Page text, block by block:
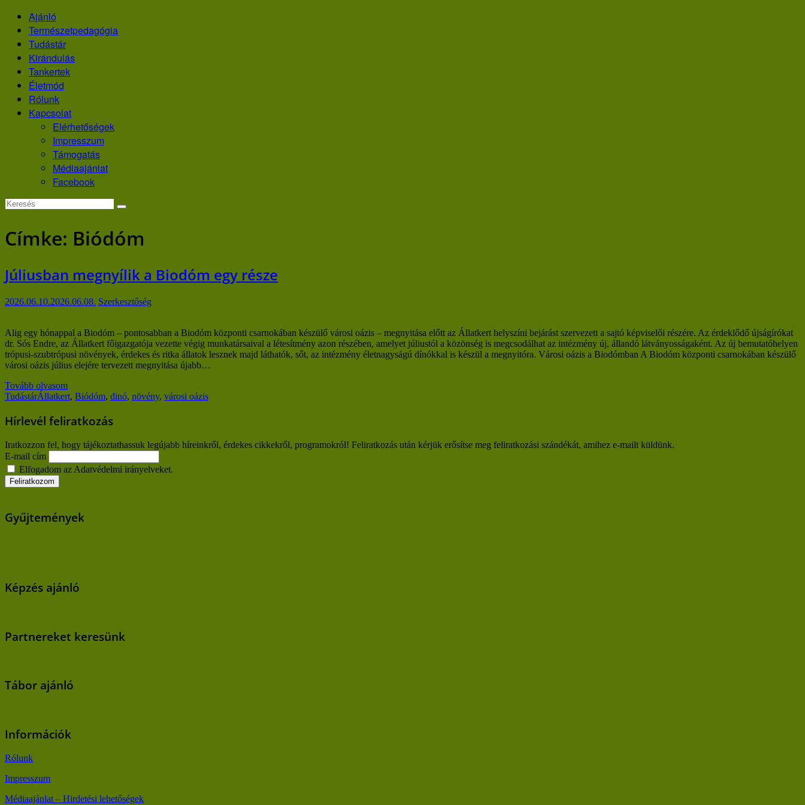
Skip
content
Ajánló
Természetpedagógia
Tudástár
Kirándulás
Tankertek
Életmód
Rólunk
Kapcsolat
Elérhetőségek
Impresszum
Támogatás
Médiaajánlat
Facebook
Címke: Biódóm
Júliusban megnyílik a Biodóm egy része
2026.06.10.2026.06.08. Szerkesztőség
Alig egy hónappal a Biodóm – pontosabban a Biodóm központi csarnokában készülő városi oázis – megnyitása előtt az Állatkert helyszíni bejárást szervezett a sajtó képviselői részére. Az érdeklődő újságírókat
dr. Sós Endre, az Állatkert főigazgatója vezette végig munkatársaival a létesítmény azon részében, amelyet júliustól a közönség is megcsodálhat az intézmény új, állandó látványosságaként. Az új bemutatóhelyen
trópusi-szubtrópusi növények, érdekes és ritka állatok lesznek majd láthatók, sőt, az intézmény életnagyságú dínókkal is készül a megnyitóra. Városi oázis a Biodómban A Biodóm központi csarnokában készülő
városi oázis július elejére tervezett megnyitása újabb…
Tovább olvasom
TudástárÁllatkert, Biódóm, dinó, növény, városi oázis
Hírlevél feliratkozás
Iratkozzon fel, hogy tájékoztathassuk legújabb híreinkről, érdekes cikkekről, programokról! Feliratkozás után kérjük erősítse meg feliratkozási szándékát, amihez e-mailt küldünk.
E-mail cím
Elfogadom az Adatvédelmi irányelveket.
Gyűjtemények
Képzés ajánló
Partnereket keresünk
Tábor ajánló
Információk
Rólunk
Impresszum
Médiaajánlat – Hirdetési lehetőségek